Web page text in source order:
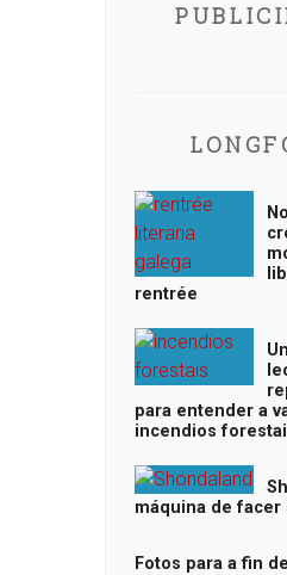
rentrée
para entender a
incendios
máquina de facer
Fotos para a fin